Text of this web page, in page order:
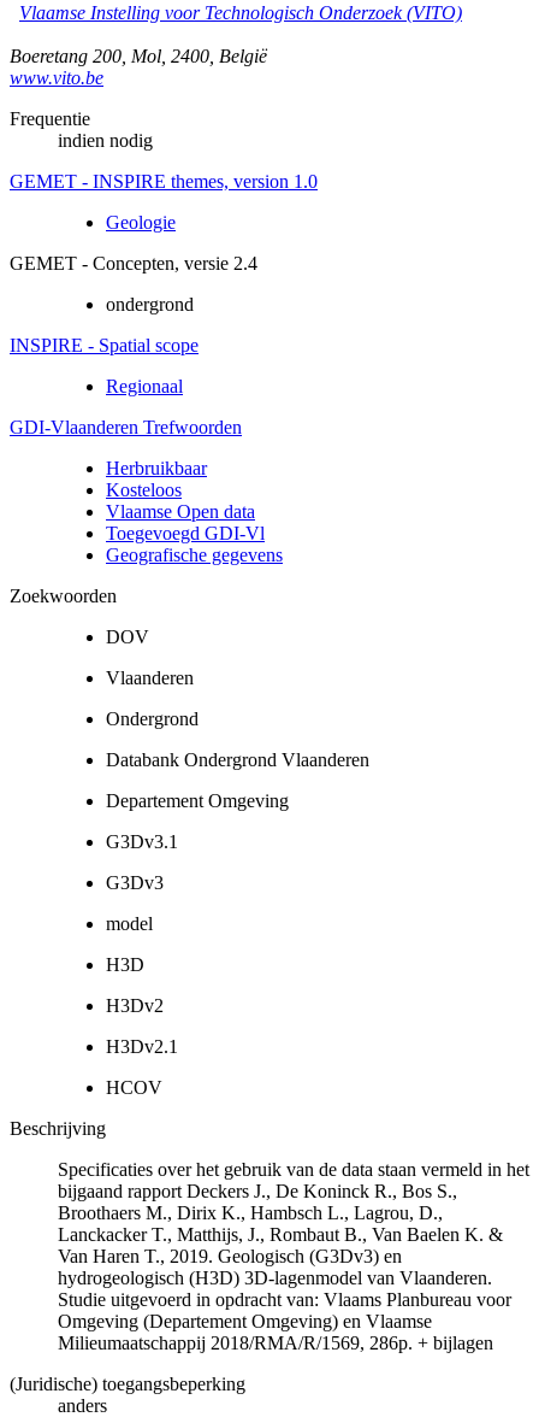
Vlaamse Instelling voor Technologisch Onderzoek (VITO)
Boeretang 200 Mol 2400 België
www.vito.be
Frequentie
indien nodig
GEMET - INSPIRE themes, version 1.0
Geologie
GEMET - Concepten, versie 2.4
ondergrond
INSPIRE - Spatial scope
Regionaal
GDI-Vlaanderen Trefwoorden
Herbruikbaar
Kosteloos
Vlaamse Open data
Toegevoegd GDI-Vl
Geografische gegevens
Zoekwoorden
DOV
Vlaanderen
Ondergrond
Databank Ondergrond Vlaanderen
Departement Omgeving
G3Dv3.1
G3Dv3
model
H3D
H3Dv2
H3Dv2.1
HCOV
Beschrijving
Specificaties over het gebruik van de data staan vermeld in het
bijgaand rapport Deckers J., De Koninck R., Bos S.,
Broothaers M., Dirix K., Hambsch L., Lagrou, D.,
Lanckacker T., Matthijs, J., Rombaut B., Van Baelen K. &
Van Haren T., 2019. Geologisch (G3Dv3) en
hydrogeologisch (H3D) 3D-lagenmodel van Vlaanderen.
Studie uitgevoerd in opdracht van: Vlaams Planbureau voor
Omgeving (Departement Omgeving) en Vlaamse
Milieumaatschappij 2018/RMA/R/1569, 286p. + bijlagen
(Juridische) toegangsbeperking
anders